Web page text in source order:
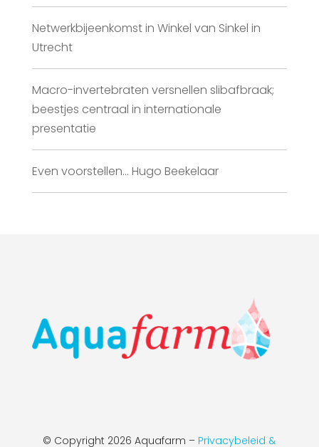
Netwerkbijeenkomst in Winkel van Sinkel in
Utrecht
Macro-invertebraten versnellen slibafbraak;
beestjes centraal in internationale
presentatie
Even voorstellen… Hugo Beekelaar
© Copyright 2026 Aquafarm – Privacybeleid &